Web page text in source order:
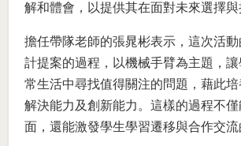
解和體會，以提供其在面對未來選擇與
擔任帶隊老師的張晁彬表示，這次活
計提案的過程，以機械手臂為主題，讓
常生活中尋找值得關注的問題，藉此
解決能力及創新能力。這樣的過程不
面，還能激發學生學習遷移與合作交流